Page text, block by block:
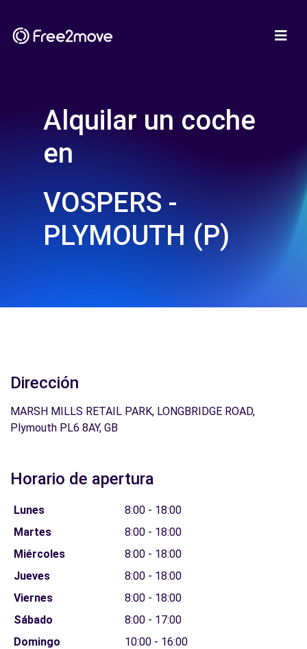
Alquilar un coche
en
VOSPERS -
PLYMOUTH (P)
Dirección
MARSH MILLS RETAIL PARK, LONGBRIDGE ROAD,
Plymouth PL6 8AY, GB
Horario de apertura
Lunes
8:00 - 18:00
Martes
8:00 - 18:00
Miércoles
8:00 - 18:00
Jueves
8:00 - 18:00
Viernes
8:00 - 18:00
Sábado
8:00 - 17:00
Domingo
10:00 - 16:00